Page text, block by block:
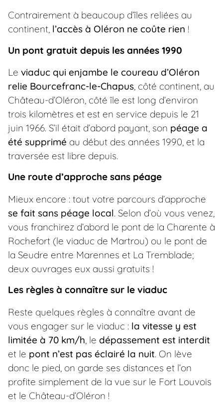
Contrairement à beaucoup d’îles reliées au
continent, l’accès à Oléron ne coûte rien !
Un pont gratuit depuis les années 1990
Le viaduc qui enjambe le coureau d’Oléron
relie Bourcefranc-le-Chapus , côté continent, au
Château-d’Oléron, côté île est long d’environ
trois kilomètres et est en service depuis le 21
juin 1966. S’il était d’abord payant, son péage a
été supprimé au début des années 1990, et la
traversée est libre depuis.
Une route d’approche sans péage
Mieux encore : tout votre parcours d’approche
se fait sans péage local. Selon d’où vous venez,
vous franchirez d’abord le pont de la Charente à
Rochefort (le viaduc de Martrou) ou le pont de
la Seudre entre Marennes et La Tremblade;
deux ouvrages eux aussi gratuits !
Les règles à connaître sur le viaduc
Reste quelques règles à connaître avant de
vous engager sur le viaduc : la vitesse y est
limitée à 70 km/h , le dépassement est interdit
et le pont n’est pas éclairé la nuit. On lève
donc le pied, on garde ses distances et l’on
profite simplement de la vue sur le Fort Louvois
et le Château-d’Oléron !